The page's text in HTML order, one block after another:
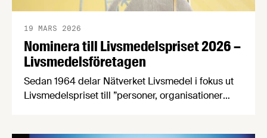
Nominera till Livsmedelspriset 2026 –
Livsmedelsföretagen
19 MARS 2026
Sedan 1964 delar Nätverket Livsmedel i fokus ut
Livsmedelspriset till ”personer, organisationer